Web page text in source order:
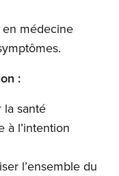
médecine
:
santé
à l’intention
l’ensemble du